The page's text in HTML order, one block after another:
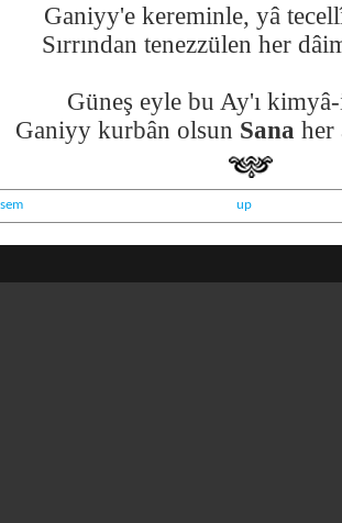
Ganiyy'e kereminle, yâ
Sırrından tenezzülen her
Güneş eyle bu Ay'ı
Ganiyy kurbân olsun Sana her
up